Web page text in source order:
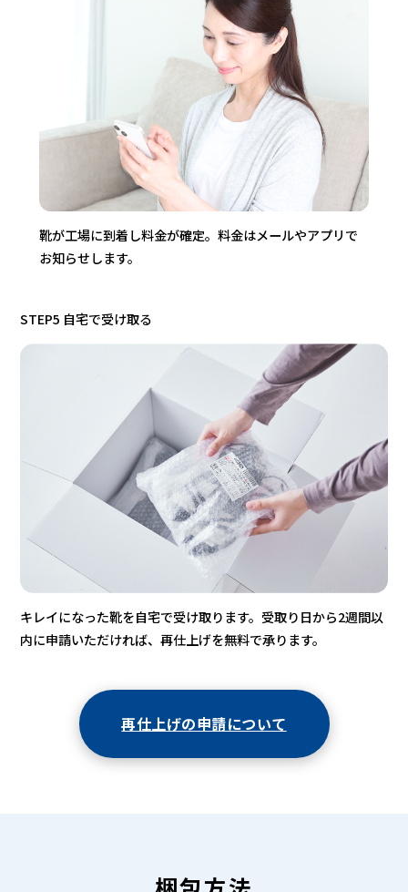
靴が工場に到着し料金が確定。料金はメールやアプリで
お知らせします。
STEP5 自宅で受け取る
キレイになった靴を自宅で受け取ります。受取り日から2週間以
内に申請いただければ、再仕上げを無料で承ります。
再仕上げの申請について